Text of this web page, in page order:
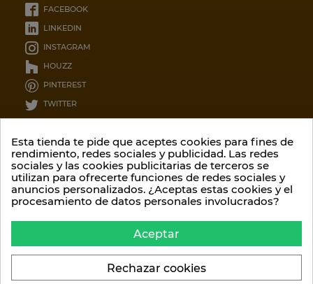
FACEBOOK
LINKEDIN
INSTAGRAM
HOUZZ
PINTEREST
TWITTER
CONTÁCTENOS
Garcia lorca 12, 8ºC
36209 - Pontevedra
Contáctenos por teléfono::
(34) 986 20 75 52
info@climalis.com
Esta tienda te pide que aceptes cookies para fines de
rendimiento, redes sociales y publicidad. Las redes
sociales y las cookies publicitarias de terceros se
utilizan para ofrecerte funciones de redes sociales y
anuncios personalizados. ¿Aceptas estas cookies y el
procesamiento de datos personales involucrados?
Aceptar
Rechazar cookies